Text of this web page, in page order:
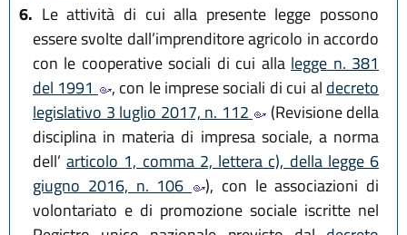
6. Le attività di cui alla presente legge possono
essere svolte dall’imprenditore agricolo in accordo
con le cooperative sociali di cui alla legge n. 381
del 1991
, con le imprese sociali di cui al decreto
legislativo 3 luglio 2017, n. 112
(Revisione della
disciplina in materia di impresa sociale, a norma
dell’articolo 1, comma 2, lettera c), della legge 6
giugno 2016, n. 106
), con le associazioni di
volontariato e di promozione sociale iscritte nel